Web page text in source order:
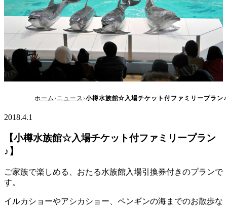
小樽水族館☆入場チケット付ファミリープラン♪
ホーム ニュース 小樽水族館☆入場チケット付ファミリープラン♪
2018.4.1
【小樽水族館☆入場チケット付ファミリープラン
♪】
ご家族で楽しめる、おたる水族館入場引換券付きのプランで
す。
イルカショーやアシカショー、ペンギンの海までのお散歩な